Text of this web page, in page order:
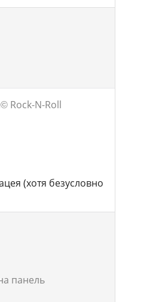
© Rock-N-Roll
(хотя безусловно
панель